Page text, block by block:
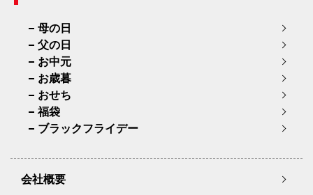
母の日
父の日
お中元
お歳暮
おせち
福袋
ブラックフライデー
会社概要